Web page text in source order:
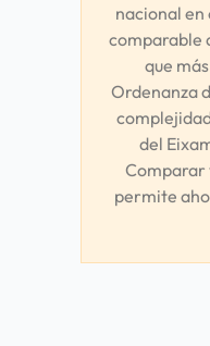
nacional en
comparable
que
Ordenanza
del
Comparar
permite